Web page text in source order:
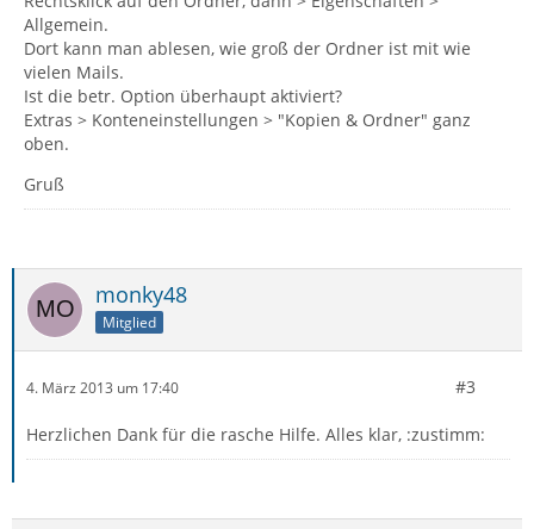
Allgemein.
Dort kann man ablesen, wie groß der Ordner ist mit wie
vielen Mails.
Ist die betr. Option überhaupt aktiviert?
Extras > Konteneinstellungen > "Kopien & Ordner" ganz
oben.
Gruß
monky48
Mitglied
4. März 2013 um 17:40 #3
Herzlichen Dank für die rasche Hilfe. Alles klar, :zustimm: